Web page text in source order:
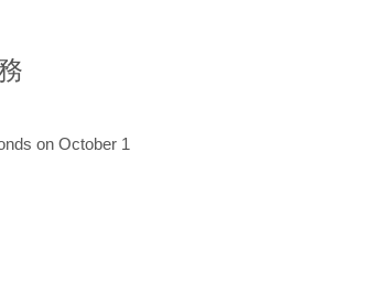
on October 1